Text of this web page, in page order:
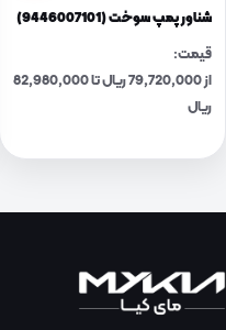
شناور پمپ سوخت (9446007101)
قیمت:
از 79,720,000 ریال تا 82,980,000
ریال